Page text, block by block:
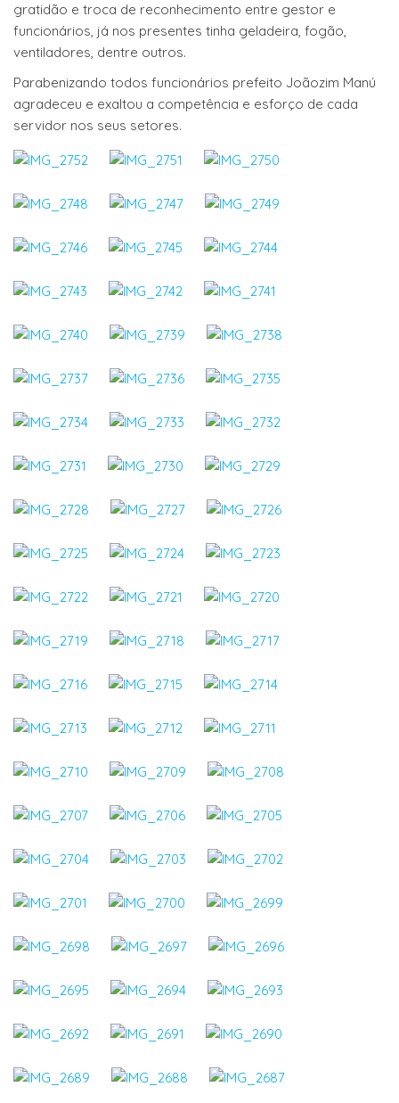
gratidão e troca de reconhecimento entre gestor e
funcionários, já nos presentes tinha geladeira, fogão,
ventiladores, dentre outros.
Parabenizando todos funcionários prefeito Joãozim Manú
agradeceu e exaltou a competência e esforço de cada
servidor nos seus setores.